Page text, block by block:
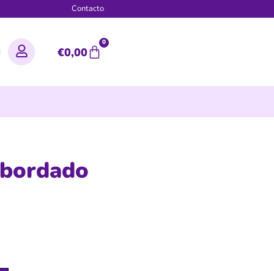
Contacto
€0,00
0